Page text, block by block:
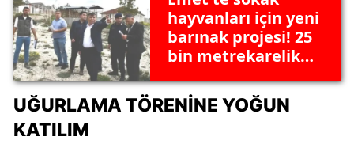
hayvanları için yeni
barınak projesi! 25
bin metrekarelik
UĞURLAMA TÖRENINE YOĞUN
KATILIM